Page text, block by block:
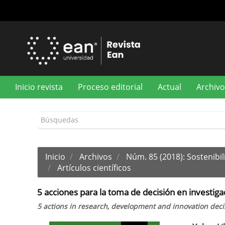
principal
Inicio revista Proceso editorial Actual
Inicio Archivos
Núm. 85 (2018):
Artículos científicos
5 acciones para la toma de decisión en
5 actions in research, development and innovation